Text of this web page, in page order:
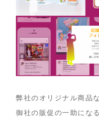
弊社のオリジナル商品
御社の販促の一助にな